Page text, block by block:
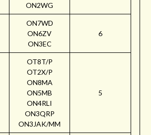
ON2WG
ON7WD
ON6ZV
ON3EC
6
OT8T/P
OT2X/P
ON8MA
ON5MB
ON4RLI
ON3QRP
ON3JAK/MM
5